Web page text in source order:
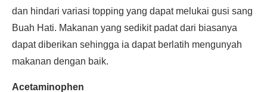
dan hindari variasi topping yang dapat melukai gusi sang
Buah Hati. Makanan yang sedikit padat dari biasanya
dapat diberikan sehingga ia dapat berlatih mengunyah
makanan dengan baik.
Acetaminophen